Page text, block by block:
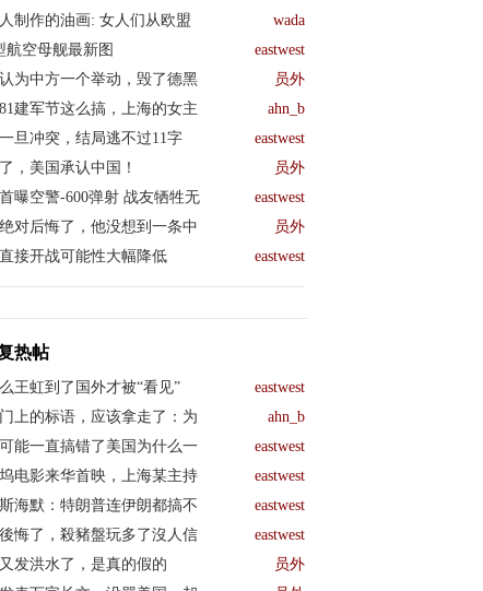
制作的油画: 女人们从欧盟 wada
航空母舰最新图 eastwest
为中方一个举动，毁了德黑 员外
建军节这么搞，上海的女主 ahn_b
旦冲突，结局逃不过11字 eastwest
，美国承认中国！ 员外
曝空警-600弹射 战友牺牲无 eastwest
对后悔了，他没想到一条中 员外
接开战可能性大幅降低 eastwest
热帖
王虹到了国外才被“看见” eastwest
上的标语，应该拿走了：为 ahn_b
能一直搞错了美国为什么一 eastwest
电影来华首映，上海某主持 eastwest
海默：特朗普连伊朗都搞不 eastwest
悔了，殺豬盤玩多了沒人信 eastwest
发洪水了，是真的假的 员外